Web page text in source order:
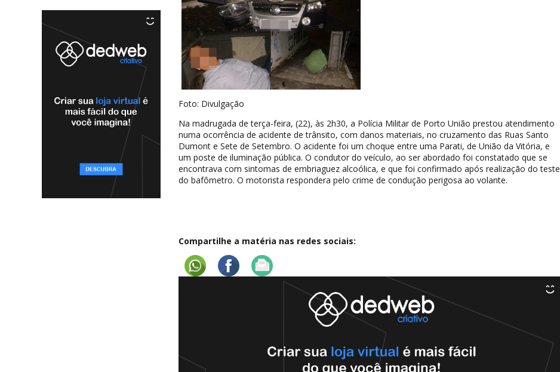
Foto: Divulgação
Na madrugada de terça-feira, (22), às 2h30, a Polícia Militar de Porto União prestou atendimento
numa ocorrência de acidente de trânsito, com danos materiais, no cruzamento das Ruas Santo
Dumont e Sete de Setembro. O acidente foi um choque entre uma Parati, de União da Vitória, e
um poste de iluminação pública. O condutor do veículo, ao ser abordado foi constatado que se
encontrava com sintomas de embriaguez alcoólica, e que foi confirmado após realização do teste
do bafômetro. O motorista respondera pelo crime de condução perigosa ao volante.
Compartilhe a matéria nas redes sociais: